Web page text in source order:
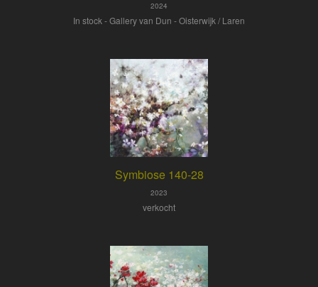
2024
In stock - Gallery van Dun - Oisterwijk / Laren
Symbiose 140-28
2023
verkocht